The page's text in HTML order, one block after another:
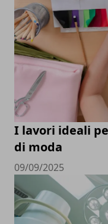
I lavori ideali
di moda
09/09/2025